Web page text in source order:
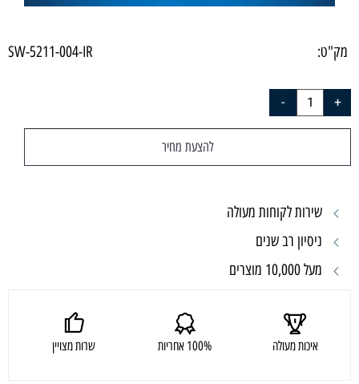
מק"ט: SW-5211-004-IR
להצעת מחיר
שירות לקוחות מעולה
ניסיון רב שנים
מעל 10,000 מוצרים
איכות מעולה 100% אחריות שרות מצויין